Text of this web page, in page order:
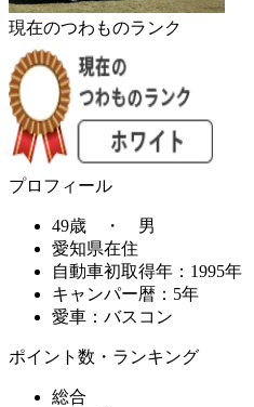
現在のつわものランク
プロフィール
49歳 ・ 男
愛知県在住
自動車初取得年：1995年
キャンパー暦：5年
愛車：バスコン
ポイント数・ランキング
総合